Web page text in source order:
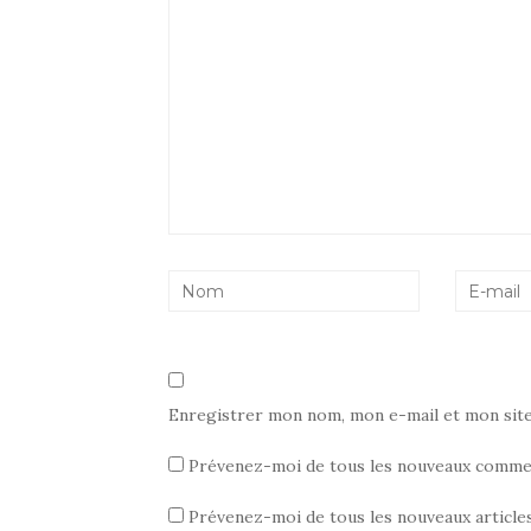
Enregistrer mon nom, mon e-mail et mon
Prévenez-moi de tous les nouveaux
Prévenez-moi de tous les nouveaux